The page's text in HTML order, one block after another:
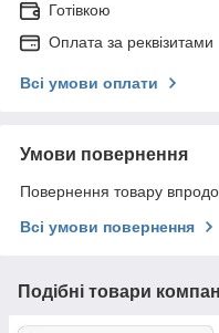
Готівкою
Оплата за реквізитами
Всі умови оплати
Умови повернення
Повернення товару
Всі умови повернення
Подібні товари